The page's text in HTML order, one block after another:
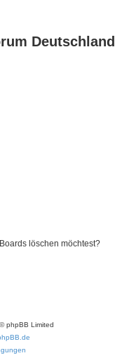
Deutschland
löschen möchtest?
phpBB Limited